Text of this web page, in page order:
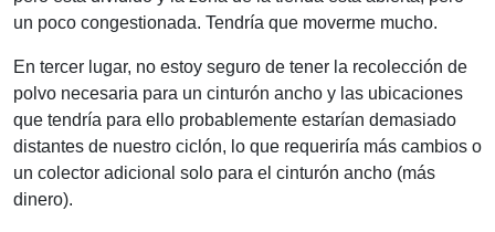
un poco congestionada. Tendría que moverme mucho.
En tercer lugar, no estoy seguro de tener la recolección de
polvo necesaria para un cinturón ancho y las ubicaciones
que tendría para ello probablemente estarían demasiado
distantes de nuestro ciclón, lo que requeriría más cambios o
un colector adicional solo para el cinturón ancho (más
dinero).